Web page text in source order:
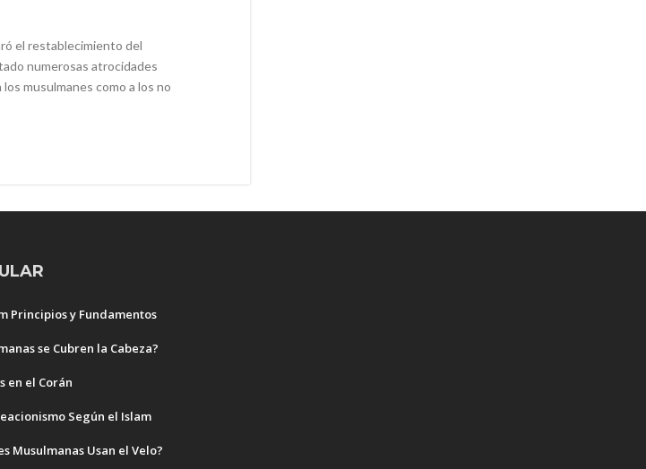
el restablecimiento del
numerosas atrocidades
musulmanes como a los no
Principios y Fundamentos
se Cubren la Cabeza?
en el Corán
Según el Islam
Musulmanas Usan el Velo?